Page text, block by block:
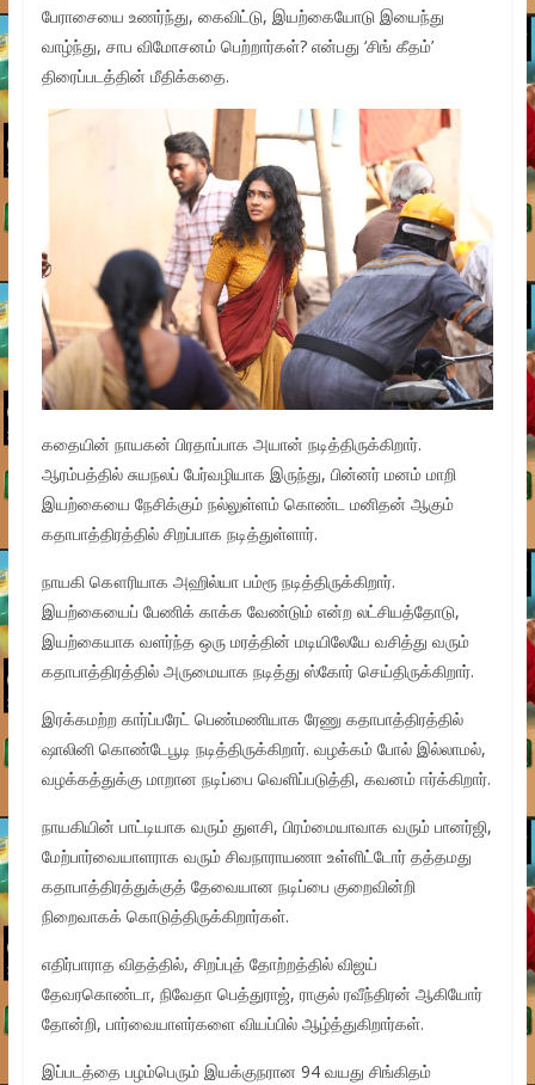
பேராசையை உணர்ந்து, கைவிட்டு, இயற்கையோடு இயைந்து
வாழ்ந்து, சாப விமோசனம் பெற்றார்கள்? என்பது ‘சிங் கீதம்’
திரைப்படத்தின் மீதிக்கதை.
கதையின் நாயகன் பிரதாப்பாக அயான் நடித்திருக்கிறார்.
ஆரம்பத்தில் சுயநலப் பேர்வழியாக இருந்து, பின்னர் மனம் மாறி
இயற்கையை நேசிக்கும் நல்லுள்ளம் கொண்ட மனிதன் ஆகும்
கதாபாத்திரத்தில் சிறப்பாக நடித்துள்ளார்.
நாயகி கௌரியாக அஹில்யா பம்ரூ நடித்திருக்கிறார்.
இயற்கையைப் பேணிக் காக்க வேண்டும் என்ற லட்சியத்தோடு,
இயற்கையாக வளர்ந்த ஒரு மரத்தின் மடியிலேயே வசித்து வரும்
கதாபாத்திரத்தில் அருமையாக நடித்து ஸ்கோர் செய்திருக்கிறார்.
இரக்கமற்ற கார்ப்பரேட் பெண்மணியாக ரேணு கதாபாத்திரத்தில்
ஷாலினி கொண்டேபூடி நடித்திருக்கிறார். வழக்கம் போல் இல்லாமல்,
வழக்கத்துக்கு மாறான நடிப்பை வெளிப்படுத்தி, கவனம் ஈர்க்கிறார்.
நாயகியின் பாட்டியாக வரும் துளசி, பிரம்மையாவாக வரும் பானர்ஜி,
மேற்பார்வையாளராக வரும் சிவநாராயணா உள்ளிட்டோர் தத்தமது
கதாபாத்திரத்துக்குத் தேவையான நடிப்பை குறைவின்றி
நிறைவாகக் கொடுத்திருக்கிறார்கள்.
எதிர்பாராத விதத்தில், சிறப்புத் தோற்றத்தில் விஜய்
தேவரகொண்டா, நிவேதா பெத்துராஜ், ராகுல் ரவீந்திரன் ஆகியோர்
தோன்றி, பார்வையாளர்களை வியப்பில் ஆழ்த்துகிறார்கள்.
இப்படத்தை பழம்பெரும் இயக்குநரான 94 வயது சிங்கிதம்